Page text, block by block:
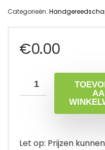
Categorieën:
€0.00
Let op: Prijzen